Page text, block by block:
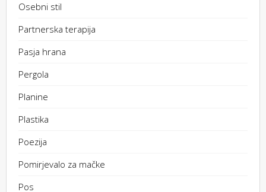
Osebni stil
Partnerska terapija
Pasja hrana
Pergola
Planine
Plastika
Poezija
Pomirjevalo za mačke
Pos